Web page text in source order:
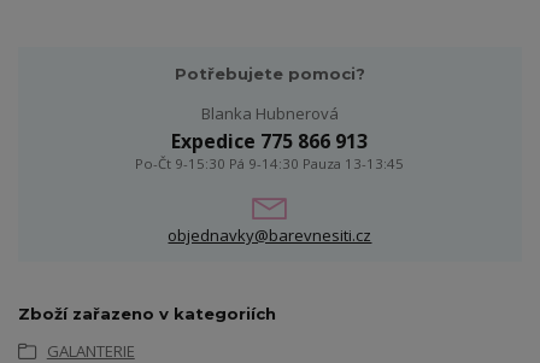
Potřebujete pomoci?
Blanka Hubnerová
Expedice 775 866 913
Po-Čt 9-15:30 Pá 9-14:30 Pauza 13-13:45
objednavky@barevnesiti.cz
Zboží zařazeno v kategoriích
GALANTERIE